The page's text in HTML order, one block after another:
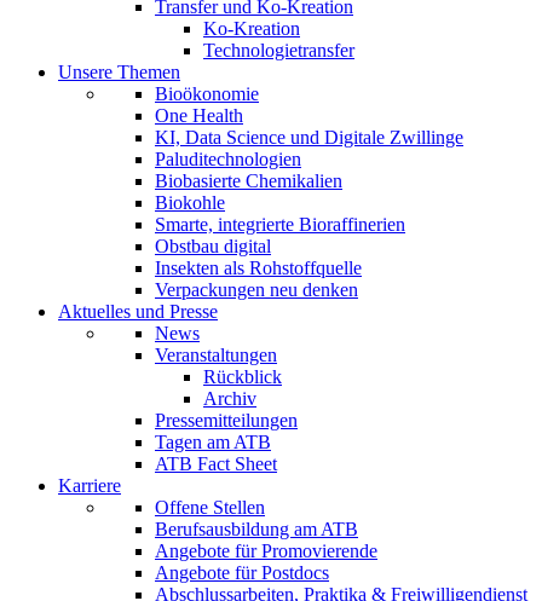
Transfer und Ko-Kreation
Ko-Kreation
Technologietransfer
Unsere Themen
Bioökonomie
One Health
KI, Data Science und Digitale Zwillinge
Paluditechnologien
Biobasierte Chemikalien
Biokohle
Smarte, integrierte Bioraffinerien
Obstbau digital
Insekten als Rohstoffquelle
Verpackungen neu denken
Aktuelles und Presse
News
Veranstaltungen
Rückblick
Archiv
Pressemitteilungen
Tagen am ATB
ATB Fact Sheet
Karriere
Offene Stellen
Berufsausbildung am ATB
Angebote für Promovierende
Angebote für Postdocs
Abschlussarbeiten, Praktika & Freiwilligendienst